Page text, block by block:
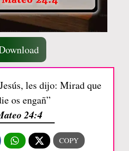
les dijo: Mirad que
os engañ”
24:4